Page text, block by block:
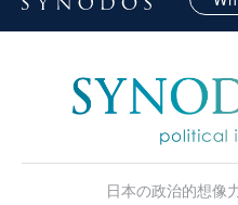
日本の政治的想像